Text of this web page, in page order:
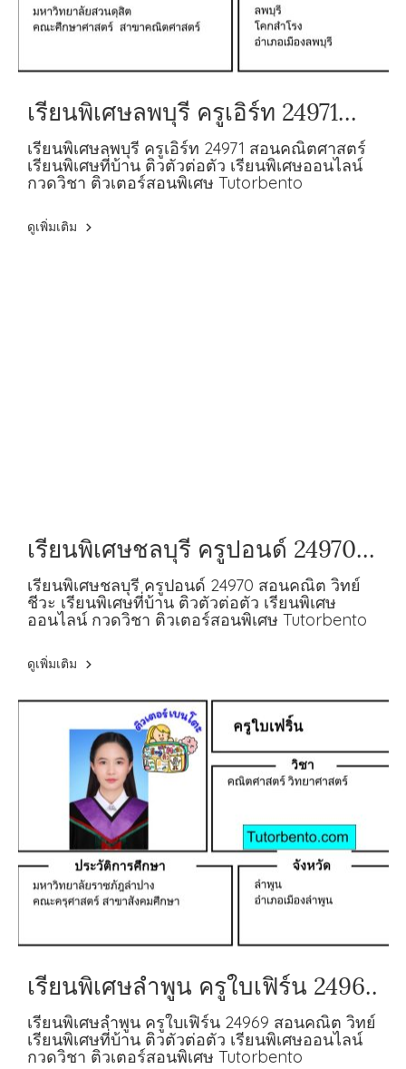
เรียนพิเศษลพบุรี ครูเอิร์ท 24971
สอนคณิตศาสตร์
เรียนพิเศษลพบุรี ครูเอิร์ท 24971 สอนคณิตศาสตร์
เรียนพิเศษที่บ้าน ติวตัวต่อตัว เรียนพิเศษออนไลน์
กวดวิชา ติวเตอร์สอนพิเศษ Tutorbento
ดูเพิ่มเติม
เรียนพิเศษชลบุรี ครูปอนด์ 24970
สอนคณิต วิทย์ ชีวะ
เรียนพิเศษชลบุรี ครูปอนด์ 24970 สอนคณิต วิทย์
ชีวะ เรียนพิเศษที่บ้าน ติวตัวต่อตัว เรียนพิเศษ
ออนไลน์ กวดวิชา ติวเตอร์สอนพิเศษ Tutorbento
ดูเพิ่มเติม
เรียนพิเศษลำพูน ครูใบเฟิร์น 24969
สอนคณิต วิทย์
เรียนพิเศษลำพูน ครูใบเฟิร์น 24969 สอนคณิต วิทย์
เรียนพิเศษที่บ้าน ติวตัวต่อตัว เรียนพิเศษออนไลน์
กวดวิชา ติวเตอร์สอนพิเศษ Tutorbento